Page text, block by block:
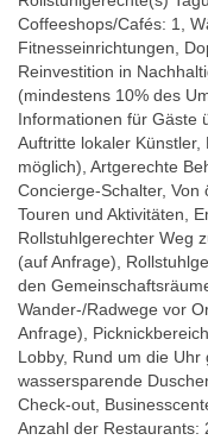
Coffeeshops/Cafés: 1,
Fitnesseinrichtungen,
Reinvestition in
(mindestens 10% des
Informationen für Gäste
Auftritte lokaler
möglich), Artgerechte
Concierge-Schalter,
Touren und Aktivitäten,
Rollstuhlgerechter Weg
(auf Anfrage),
den
Wander-/Radwege vor
Anfrage),
Lobby, Rund um die
wassersparende
Check-out,
Anzahl der Restaurants: